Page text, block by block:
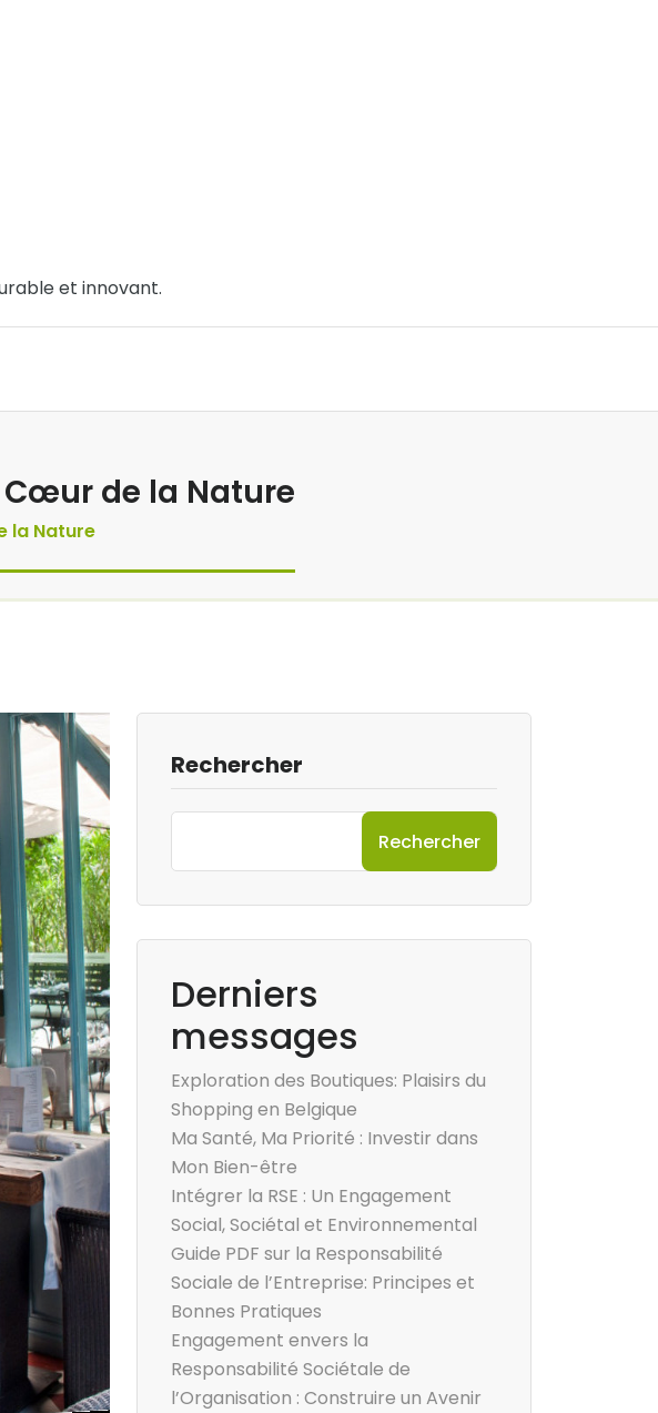
et innovant.
Cœur de la Nature
la Nature
Rechercher
Rechercher
Derniers
messages
Exploration des Boutiques: Plaisirs du
Shopping en Belgique
Ma Santé, Ma Priorité : Investir dans
Mon Bien-être
Intégrer la RSE : Un Engagement
Social, Sociétal et Environnemental
Guide PDF sur la Responsabilité
Sociale de l’Entreprise: Principes et
Bonnes Pratiques
Engagement envers la
Responsabilité Sociétale de
l’Organisation : Construire un Avenir